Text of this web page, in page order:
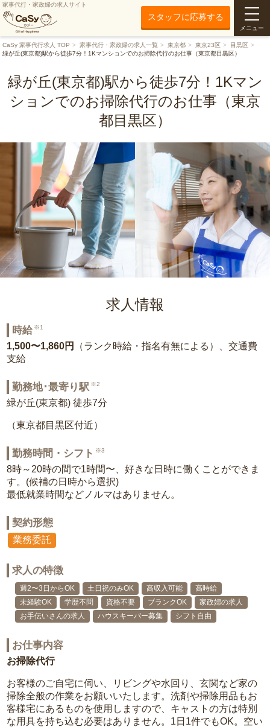
家事代行・家政婦の求人サイト
スタッフに応募する
メニュー
CaSy 家事代行求人 TOP 家事代行・家政婦の求人一覧 東京都 東京23区
目黒区
緑が丘(東京都)駅から徒歩7分！1Kマンションでのお掃除代行のお仕事（東京都目黒区）
緑が丘(東京都)駅から徒歩7分！1Kマン
ションでのお掃除代行のお仕事（東京
都目黒区）
求人情報
時給 ※1
1,500〜1,860円
（ランク時給・指名有無による）、交通費
支給
勤務地･最寄り駅 ※2
緑が丘(東京都) 徒歩7分
（東京都目黒区付近）
勤務時間・シフト ※3
8時～20時の間で1時間〜、好きな日時に働くことができま
す。(候補の日時から選択)
最低就業時間などノルマはありません。
契約形態
業務委託
求人の特徴
週2〜3日からOK 土日祝のみOK 高収入可能
高時給
未経験OK
学歴不問 資格不要 ブランクOK
家政婦の求人
お手伝いさんの求人
ハウスキーパー募集 シフト自由
お仕事内容
お掃除代行
お客様のご自宅に伺い、リビングや水回り、玄関など家の
掃除全般の作業をお願いいたします。洗剤や掃除用品もお
客様宅にあるものを使用しますので、キャストの方は特別
な用具を持ち込む必要はありません。1日1件でもOK。空い